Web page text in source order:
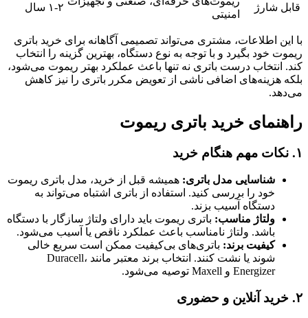
قابل شارژ
امنیتی
۱-۲ سال
با این اطلاعات، مشتری می‌تواند تصمیمی آگاهانه برای خرید باتری
ریموت خود بگیرد و با توجه به نوع دستگاه، بهترین گزینه را انتخاب
کند. انتخاب درست باتری نه تنها باعث عملکرد بهتر ریموت می‌شود،
بلکه هزینه‌های اضافی ناشی از تعویض مکرر باتری را نیز کاهش
می‌دهد.
راهنمای خرید باتری ریموت
۱. نکات مهم هنگام خرید
شناسایی مدل باتری: همیشه قبل از خرید، مدل باتری ریموت
خود را بررسی کنید. استفاده از باتری اشتباه می‌تواند به
دستگاه آسیب بزند.
ولتاژ مناسب: باتری ریموت باید دارای ولتاژ سازگار با دستگاه
باشد. ولتاژ نامناسب باعث عملکرد ناقص یا آسیب می‌شود.
کیفیت برند: باتری‌های بی‌کیفیت ممکن است سریع خالی
شوند یا نشت کنند. انتخاب برند معتبر مانند Duracell،
Energizer و Maxell توصیه می‌شود.
۲. خرید آنلاین و حضوری